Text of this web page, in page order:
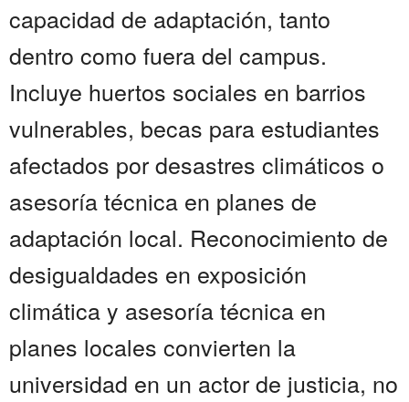
capacidad de adaptación, tanto
dentro como fuera del campus.
Incluye huertos sociales en barrios
vulnerables, becas para estudiantes
afectados por desastres climáticos o
asesoría técnica en planes de
adaptación local. Reconocimiento de
desigualdades en exposición
climática y asesoría técnica en
planes locales convierten la
universidad en un actor de justicia, no